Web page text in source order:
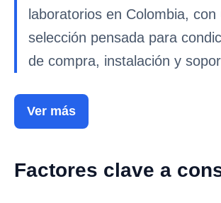
laboratorios en Colombia, con
selección pensada para
de compra, instalación y
Ver más
Factores clave a